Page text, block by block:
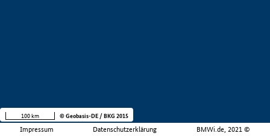
Impressum Datenschutzerklärung BMWi.de, 2021 ©
100 km © Geobasis-DE / BKG 2015